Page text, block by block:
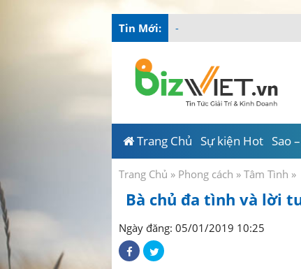
Tin Mới: Tài Năng Việt
Trang Chủ Sự kiện Hot Sao
Trang Chủ » Phong cách » Tâm Tình »
Bà chủ đa tình và lời
Ngày đăng: 05/01/2019 10:25